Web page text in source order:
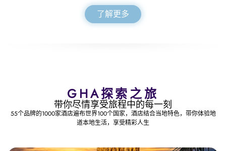
了解更多
GHA探索之旅
带你尽情享受旅程中的每一刻
55个品牌的1000家酒店遍布世界100个国家，酒店结合当地特色，带你体验地
道本地生活，享受精彩人生